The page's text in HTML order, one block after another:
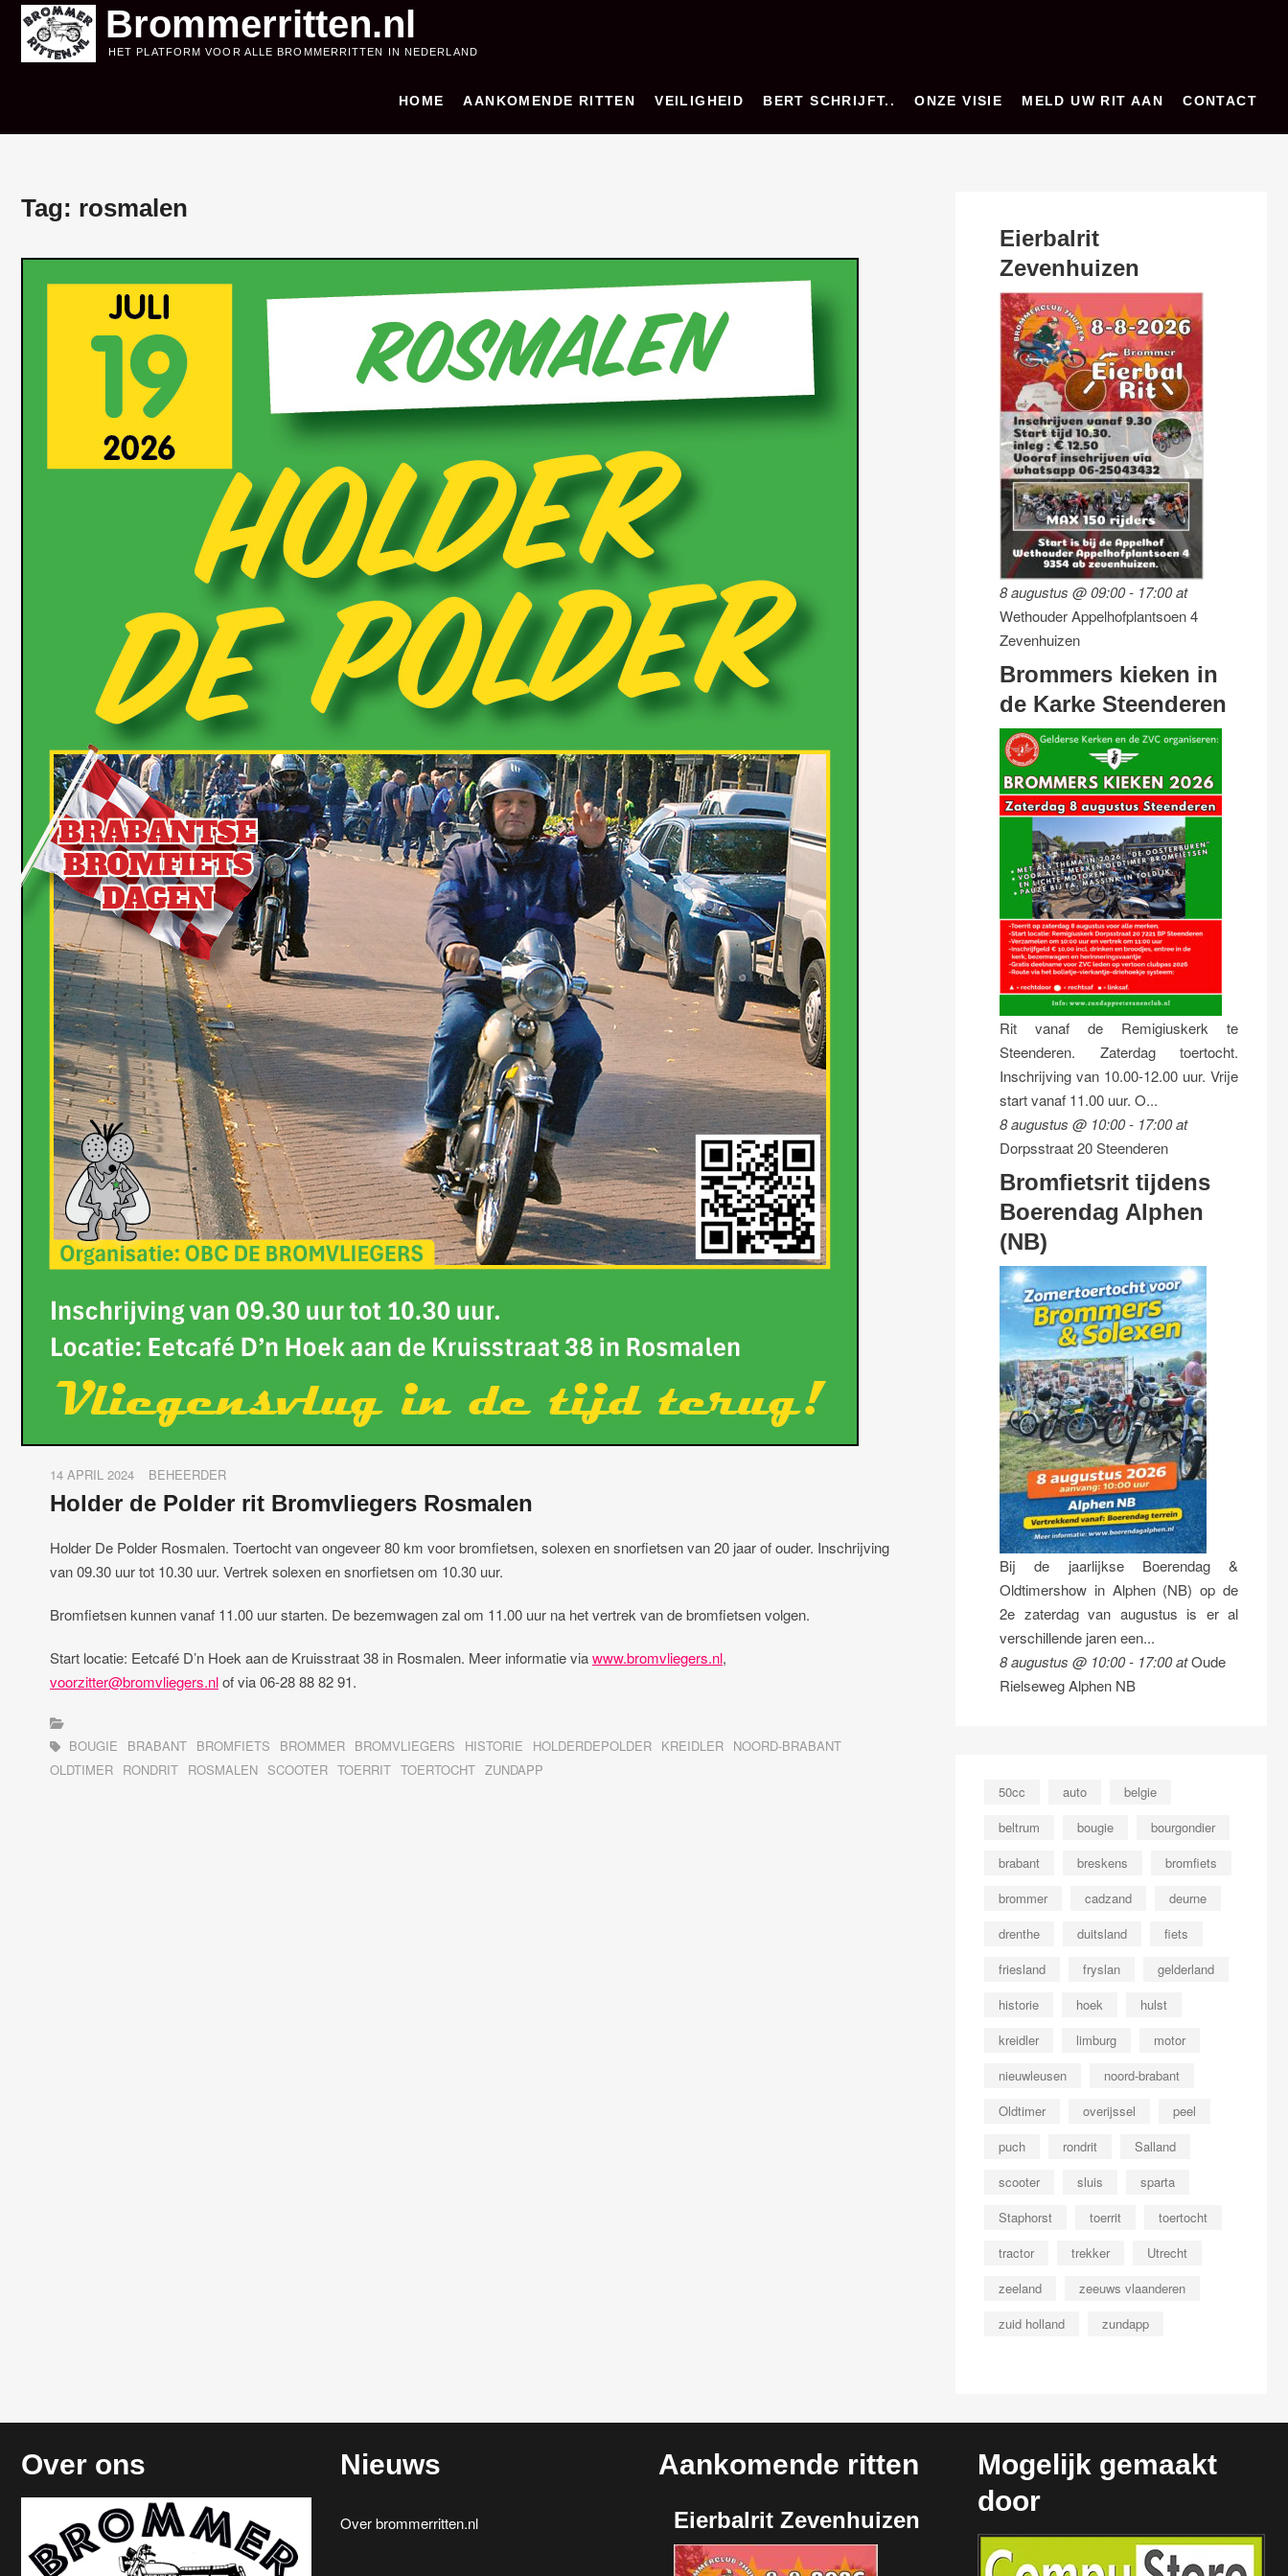
Skip
content
Brommerritten.nl
HET PLATFORM VOOR ALLE BROMMERRITTEN IN NEDERLAND
HOME AANKOMENDE RITTEN VEILIGHEID BERT SCHRIJFT.. ONZE VISIE MELD UW RIT AAN CONTACT
Tag: rosmalen
14 APRIL 2024 BEHEERDER
Holder de Polder rit Bromvliegers Rosmalen
Holder De Polder Rosmalen. Toertocht van ongeveer 80 km voor bromfietsen, solexen en snorfietsen van 20 jaar of ouder. Inschrijving
van 09.30 uur tot 10.30 uur. Vertrek solexen en snorfietsen om 10.30 uur.
Bromfietsen kunnen vanaf 11.00 uur starten. De bezemwagen zal om 11.00 uur na het vertrek van de bromfietsen volgen.
Start locatie: Eetcafé D’n Hoek aan de Kruisstraat 38 in Rosmalen. Meer informatie viawww.bromvliegers.nl,
voorzitter@bromvliegers.nlof via 06-28 88 82 91.
BOUGIE BRABANT BROMFIETS BROMMER BROMVLIEGERS HISTORIE HOLDERDEPOLDER KREIDLER NOORD-BRABANT
OLDTIMER RONDRIT ROSMALEN SCOOTER TOERRIT TOERTOCHT ZUNDAPP
Eierbalrit
Zevenhuizen
8 augustus @ 09:00- 17:00at
Wethouder Appelhofplantsoen 4
Zevenhuizen
Brommers kieken in
de Karke Steenderen
Rit vanaf de Remigiuskerk te
Steenderen. Zaterdag toertocht.
Inschrijving van 10.00-12.00 uur. Vrije
start vanaf 11.00 uur. O...
8 augustus @ 10:00- 17:00at
Dorpsstraat 20 Steenderen
Bromfietsrit tijdens
Boerendag Alphen
(NB)
Bij de jaarlijkse Boerendag &
Oldtimershow in Alphen (NB) op de
2e zaterdag van augustus is er al
verschillende jaren een...
8 augustus @ 10:00- 17:00atOude
Rielseweg Alphen NB
50cc auto
belgie
beltrum
bougie
bourgondier
brabant
breskens
bromfiets
brommer
cadzand
deurne
drenthe
duitsland
fiets
friesland
fryslan
gelderland
historie
hoek
hulst
kreidler
limburg
motor
nieuwleusen
noord-brabant
Oldtimer
overijssel
peel
puch
rondrit
Salland
scooter
sluis
sparta
Staphorst
toerrit
toertocht
tractor
trekker
Utrecht
zeeland
zeeuws vlaanderen
zuid holland
zundapp
Over ons Nieuws
Over brommerritten.nl
Aankomende ritten
Eierbalrit Zevenhuizen
Mogelijk gemaakt
door